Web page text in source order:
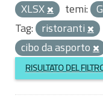
XLSX
temi:
Tag: ristoranti
cibo da asporto
RISULTATO DEL